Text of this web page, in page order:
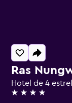
Ras
Hotel de 4
4 estrellas